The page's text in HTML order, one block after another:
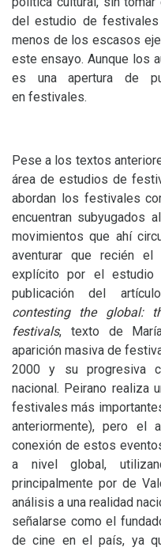
del estudio de festivales
menos de los escasos
este ensayo. Aunque los
es una apertura de
en festivales.
Pese a los textos
área de estudios de
abordan los festivales
encuentran subyugados
movimientos que ahí
aventurar que recién el
explícito por el
publicación del
contesting the global:
festivals, texto de
aparición masiva de
2000 y su progresiva
nacional. Peirano realiza
festivales más
anteriormente), pero el
conexión de estos
a nivel global,
principalmente por de
análisis a una realidad
señalarse como el
de cine en el país, ya